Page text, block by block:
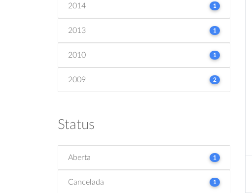
2014 1
2013 1
2010 1
2009 2
Status
Aberta 1
Cancelada 1